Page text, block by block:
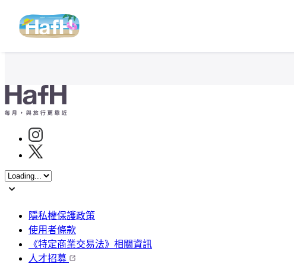
Instagram
Twitter
隱私權保護政策
使用者條款
《特定商業交易法》相關資訊
人才招募